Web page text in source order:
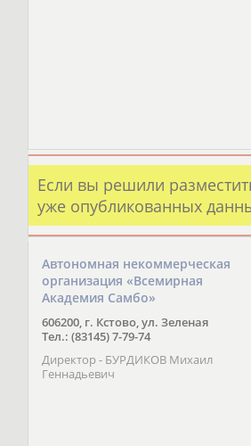
Если вы решили
уже опубликованных
Автономная некоммерческая
организация «Всемирная
Академия Самбо»
606200, г. Кстово, ул. Зеленая
Тел.: (83145) 7-79-74
Директор - БУРДИКОВ Михаил
Геннадьевич